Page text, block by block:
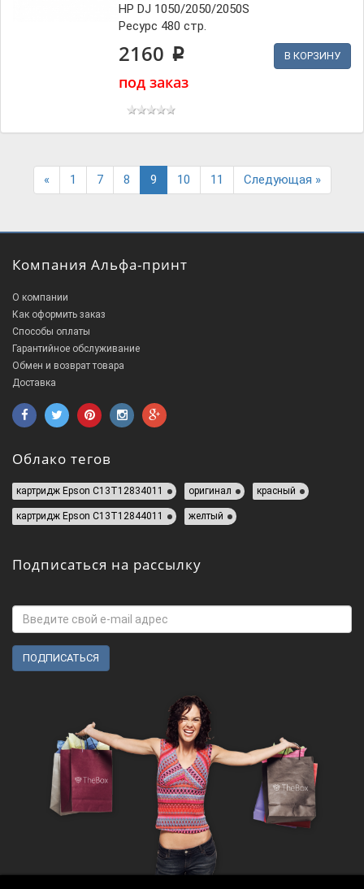
HP DJ 1050/2050/2050S
Ресурс 480 стр.
2160 p
под заказ
В КОРЗИНУ
«Previous
1 7 8 9 10 11 Следующая »Next
Компания Альфа-принт
О компании
Как оформить заказ
Способы оплаты
Гарантийное обслуживание
Обмен и возврат товара
Доставка
Облако тегов
картридж Epson C13T12834011 оригинал красный
картридж Epson C13T12844011 желтый
Подписаться на рассылку